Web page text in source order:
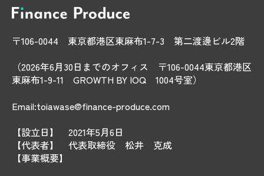
〒106-0044 東京都港区東麻布1-7-3 第二渡邊ビル2階
（2026年6月30日までのオフィス 〒106-0044東京都港区
東麻布1-9-11 GROWTH BY IOQ 1004号室）
Email:toiawase@finance-produce.com
【設立日】 2021年5月6日
【代表者】 代表取締役 松井 克成
【事業概要】